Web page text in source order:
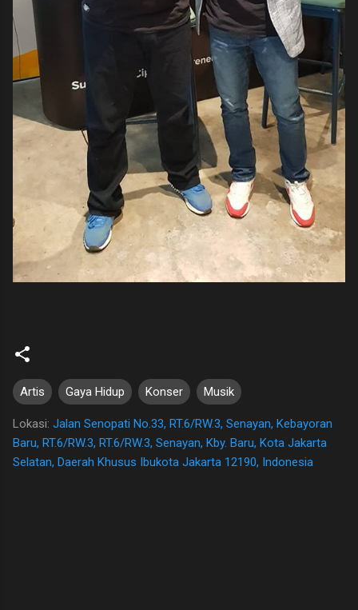
Artis Gaya Hidup Konser Musik
Lokasi: Jalan Senopati No.33, RT.6/RW.3, Senayan, Kebayoran
Baru, RT.6/RW.3, RT.6/RW.3, Senayan, Kby. Baru, Kota Jakarta
Selatan, Daerah Khusus Ibukota Jakarta 12190, Indonesia